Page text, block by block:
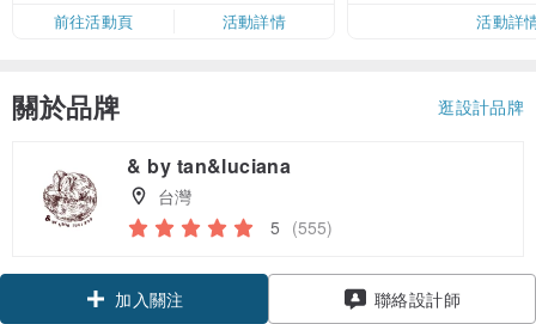
前往活動頁 活動詳情
活動詳
關於品牌 逛設計品牌
& by tan&luciana
台灣
5 (555)
加入關注 聯絡設計師